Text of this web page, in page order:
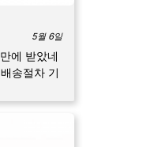
5월 6일
에 받았네
송절차 기